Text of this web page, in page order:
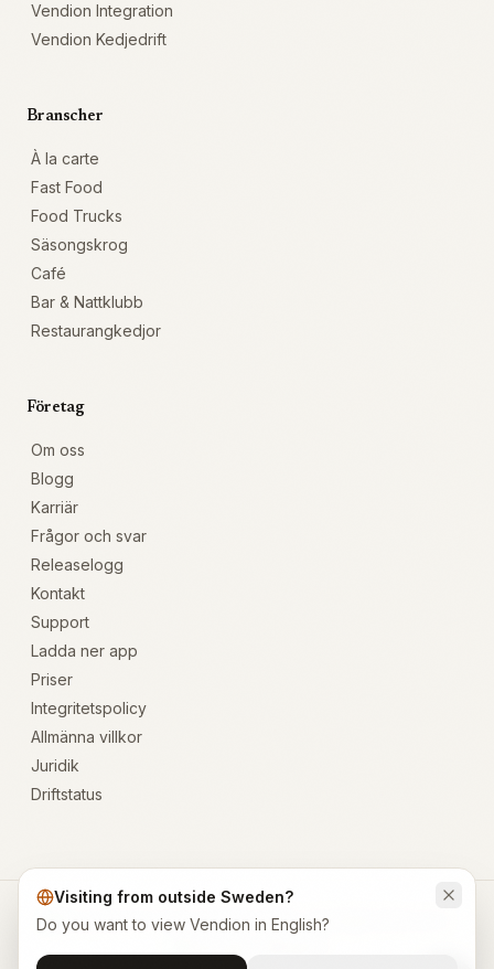
Vendion Integration
Vendion Kedjedrift
Branscher
À la carte
Fast Food
Food Trucks
Säsongskrog
Café
Bar & Nattklubb
Restaurangkedjor
Företag
Om oss
Blogg
Karriär
Frågor och svar
Releaselogg
Kontakt
Support
Ladda ner app
Priser
Integritetspolicy
Allmänna villkor
Juridik
Driftstatus
Alla system OK ·Org.nr: 559351-4788· contact@vendion.com
Visiting from outside Sweden?
Do you want to view Vendion in English?